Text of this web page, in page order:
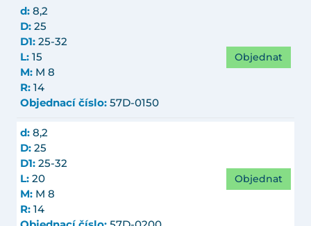
d: 8,2
D: 25
D1: 25-32
L: 15
M: M 8
R: 14
Objednací číslo: 57D-0150
Objednat
d: 8,2
D: 25
D1: 25-32
L: 20
M: M 8
R: 14
Objednat